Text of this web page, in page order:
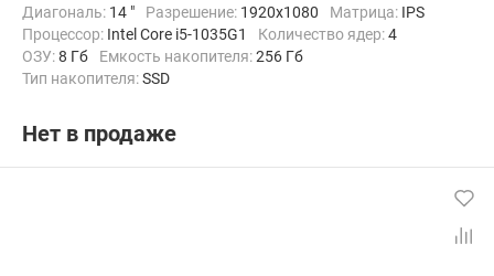
Диагональ: 14 " Разрешение: 1920x1080 Матрица: IPS
Процессор: Intel Core i5-1035G1 Количество ядер:4
ОЗУ:8 Гб Емкость накопителя:256 Гб
Тип накопителя:SSD
Операционная система:
Вес:1.52 кг
Нет в продаже